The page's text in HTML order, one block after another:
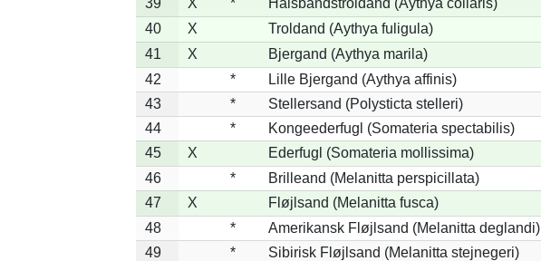
40
X Troldand (Aythya fuligula)
41
X Bjergand (Aythya marila)
42
*
Lille Bjergand (Aythya affinis)
43
*
Stellersand (Polysticta stelleri)
44
*
Kongeederfugl (Somateria spectabilis)
45
X Ederfugl (Somateria mollissima)
46
*
Brilleand (Melanitta perspicillata)
47
X Fløjlsand (Melanitta fusca)
48
*
Amerikansk Fløjlsand (Melanitta deglandi)
49
*
Sibirisk Fløjlsand (Melanitta stejnegeri)